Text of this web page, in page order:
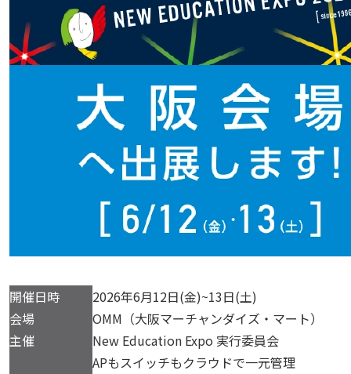
開催日時
2026年6月12日(金)~13日(土)
会場
OMM（大阪マーチャンダイズ・マート）
主催
New Education Expo 実行委員会
APもスイッチもクラウドで一元管理